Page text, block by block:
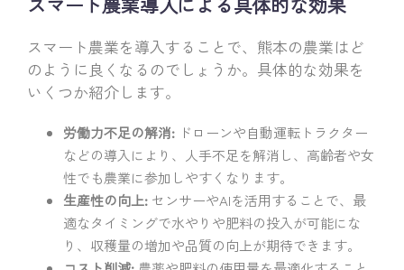
スマート農業を導入することで、熊本の農業はど
のように良くなるのでしょうか。具体的な効果を
いくつか紹介します。
労働力不足の解消: ドローンや自動運転トラクター
などの導入により、人手不足を解消し、高齢者や女
性でも農業に参加しやすくなります。
生産性の向上: センサーやAIを活用することで、最
適なタイミングで水やりや肥料の投入が可能にな
り、収穫量の増加や品質の向上が期待できます。